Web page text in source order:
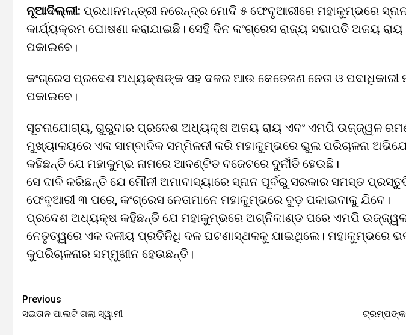
ନୂଆଦିଲ୍ଲୀ: ପ୍ରଧାନମନ୍ତ୍ରୀ ନରେନ୍ଦ୍ର ମୋଦି ୫ ଫେବୃଆରୀରେ ମହାକୁମ୍ଭରେ
କାର୍ଯ୍ୟକ୍ରମ ଘୋଷଣା କରାଯାଇଛି। ସେହି ଦିନ କଂଗ୍ରେସ ରାଜ୍ୟ ସଭାପତି ଅଜୟ
ପକାଇବେ।
କଂଗ୍ରେସ ପ୍ରଦେଶ ଅଧ୍ୟକ୍ଷଙ୍କ ସହ ଦଳର ଆଉ କେତେଜଣ ନେତା ଓ ପଦାଧିକାରୀ
ପକାଇବେ।
ସୂଚନାଯୋଗ୍ୟ, ଗୁରୁବାର ପ୍ରଦେଶ ଅଧ୍ୟକ୍ଷ ଅଜୟ ରାୟ ଏବଂ ଏମପି ଉଜ୍ଜ୍ୱଳ ରମଣ
ମୁଖ୍ୟାଳୟରେ ଏକ ସାମ୍ବାଦିକ ସମ୍ମିଳନୀ କରି ମହାକୁମ୍ଭରେ ଭୁଲ ପରିଚାଳନା
କହିଛନ୍ତି ଯେ ମହାକୁମ୍ଭ ନାମରେ ଆବଣ୍ଟିତ ବଜେଟରେ ଦୁର୍ନୀତି ହେଉଛି।
ସେ ଦାବି କରିଛନ୍ତି ଯେ ମୌନୀ ଅମାବାସ୍ୟାରେ ସ୍ନାନ ପୂର୍ବରୁ ସରକାର ସମସ୍ତ
ଫେବୃଆରୀ ୩ ପରେ, କଂଗ୍ରେସ ନେତାମାନେ ମହାକୁମ୍ଭରେ ବୁଡ଼ ପକାଇବାକୁ ଯିବେ।
ପ୍ରଦେଶ ଅଧ୍ୟକ୍ଷ କହିଛନ୍ତି ଯେ ମହାକୁମ୍ଭରେ ଅଗ୍ନିକାଣ୍ଡ ପରେ ଏମପି
ନେତୃତ୍ୱରେ ଏକ ଦଳୀୟ ପ୍ରତିନିଧି ଦଳ ଘଟଣାସ୍ଥଳକୁ ଯାଇଥିଲେ। ମହାକୁମ୍ଭରେ
କୁପରିଚାଳନାର ସମ୍ମୁଖୀନ ହେଉଛନ୍ତି।
Continue
Previous
ସଇତାନ ପାଲଟି ଗଲା ସ୍ୱାମୀ
ଟ୍ରମ୍ପଙ୍କ